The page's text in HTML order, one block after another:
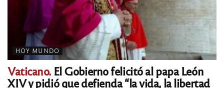
HOY MUNDO
Vaticano. El Gobierno felicitó al papa León
XIV y pidió que defienda “la vida, la libertad